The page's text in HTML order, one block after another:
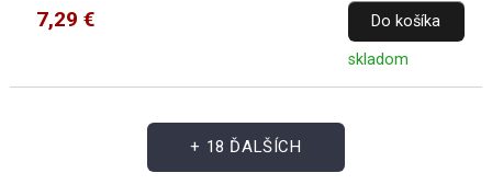
7,29 € Do košíka
skladom
+ 18 ĎALŠÍCH